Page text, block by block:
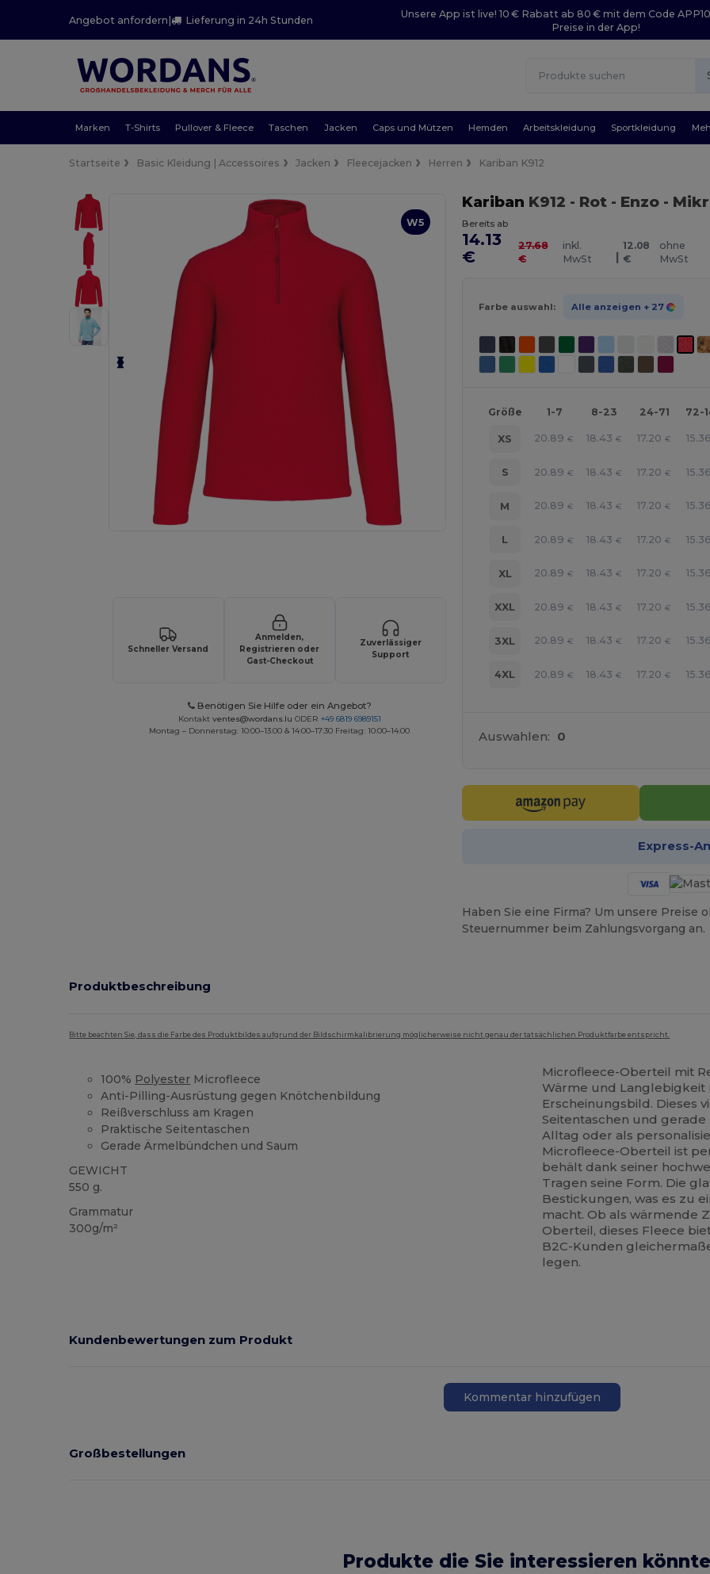
Angebot anfordern| Lieferung in 24h Stunden
Unsere App ist live! 10 € Rabatt ab 80 € mit dem Code
Preise in der App!
Marken T-Shirts Pullover & Fleece Taschen Jacken Caps und Mützen Hemden Arbeitskleidung Sportkleidung
Startseite Basic Kleidung | Accessoires Jacken Fleecejacken Herren Kariban K912
W5
Schneller Versand
Anmelden,
Registrieren oder
Gast-Checkout
Zuverlässiger
Support
Benötigen Sie Hilfe oder ein Angebot?
Kontakt ventes@wordans.lu ODER +49 6819 6989151
Montag – Donnerstag: 10:00–13:00 & 14:00–17:30 Freitag: 10:00–14:00
Kariban K912 - Rot- Enzo -
Bereits ab
14.13
€
27.68
€
inkl.
MwSt
|
12.08
€
ohne
MwSt
Farbe auswahl: Alle anzeigen + 27
Größe 1-7 8-23 24-71 72-
XS 20.89 € 18.43 € 17.20 €
S 20.89 € 18.43 € 17.20 €
M 20.89 € 18.43 € 17.20 €
L 20.89 € 18.43 € 17.20 €
XL 20.89 € 18.43 € 17.20 €
XXL 20.89 € 18.43 € 17.20 €
3XL 20.89 € 18.43 € 17.20 €
4XL 20.89 € 18.43 € 17.20 €
Auswahlen: 0
Express-
Haben Sie eine Firma? Um unsere
Steuernummer beim Zahlungsvorgang an.
Produktbeschreibung
Bitte beachten Sie, dass die Farbe des Produktbildes aufgrund der Bildschirmkalibrierung möglicherweise nicht genau der tatsächlichen Produktfarbe entspricht.
100% Polyester Microfleece
Anti-Pilling-Ausrüstung gegen Knötchenbildung
Reißverschluss am Kragen
Praktische Seitentaschen
Gerade Ärmelbündchen und Saum
GEWICHT
550 g.
Grammatur
300g/m²
Microfleece-Oberteil mit
Wärme und Langlebigkeit
Erscheinungsbild. Dieses
Seitentaschen und
Alltag oder als
Microfleece-Oberteil ist
behält dank seiner
Tragen seine Form. Die
Bestickungen, was es zu
macht. Ob als wärmende
Oberteil, dieses Fleece
B2C-Kunden
legen.
Kundenbewertungen zum Produkt
Kommentar hinzufügen
Großbestellungen
Produkte die Sie interessieren